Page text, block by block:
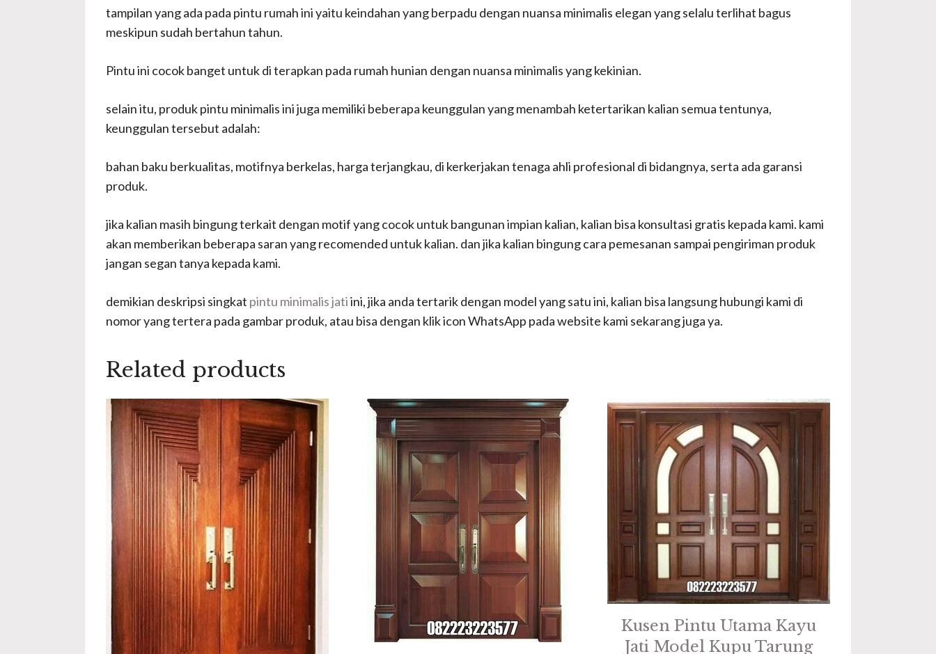
tampilan yang ada pada pintu rumah ini yaitu keindahan yang berpadu dengan nuansa minimalis elegan yang selalu terlihat bagus
meskipun sudah bertahun tahun.
Pintu ini cocok banget untuk di terapkan pada rumah hunian dengan nuansa minimalis yang kekinian.
selain itu, produk pintu minimalis ini juga memiliki beberapa keunggulan yang menambah ketertarikan kalian semua tentunya,
keunggulan tersebut adalah:
bahan baku berkualitas, motifnya berkelas, harga terjangkau, di kerkerjakan tenaga ahli profesional di bidangnya, serta ada garansi
produk.
jika kalian masih bingung terkait dengan motif yang cocok untuk bangunan impian kalian, kalian bisa konsultasi gratis kepada kami. kami
akan memberikan beberapa saran yang recomended untuk kalian. dan jika kalian bingung cara pemesanan sampai pengiriman produk
jangan segan tanya kepada kami.
demikian deskripsi singkat pintu minimalis jatiini, jika anda tertarik dengan model yang satu ini, kalian bisa langsung hubungi kami di
nomor yang tertera pada gambar produk, atau bisa dengan klik icon WhatsApp pada website kami sekarang juga ya.
Related products
Kusen Pintu Utama Kayu
Jati Model Kupu Tarung